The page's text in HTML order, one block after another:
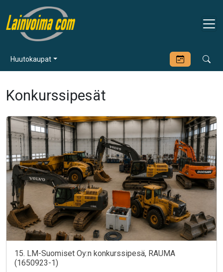
Huutokaupat
Konkurssipesät
15. LM-Suomiset Oy:n konkurssipesä, RAUMA
(1650923-1)